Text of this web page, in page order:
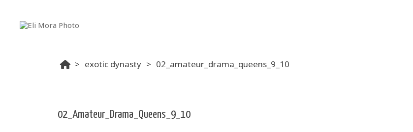
exotic dynasty 02_amateur_drama_queens_9_10
02_Amateur_Drama_Queens_9_10